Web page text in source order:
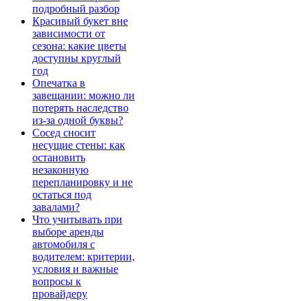
подробный разбор
Красивый букет вне
зависимости от
сезона: какие цветы
доступны круглый
год
Опечатка в
завещании: можно ли
потерять наследство
из-за одной буквы?
Сосед сносит
несущие стены: как
остановить
незаконную
перепланировку и не
остаться под
завалами?
Что учитывать при
выборе аренды
автомобиля с
водителем: критерии,
условия и важные
вопросы к
провайдеру